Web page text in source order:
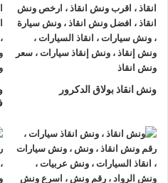
ونش انقاذ الروادلدينا دائماونش
إنقاذ سيارتك وأخذك الي اقرب
الان ولا تتردد
نحن نعمل على مدار الساعة ، اتصل
و مجهز بأحدث المعدات وأحدث وسائل
ونش انقاذ سيارات
ونش انقاذ بولاق الدكرور